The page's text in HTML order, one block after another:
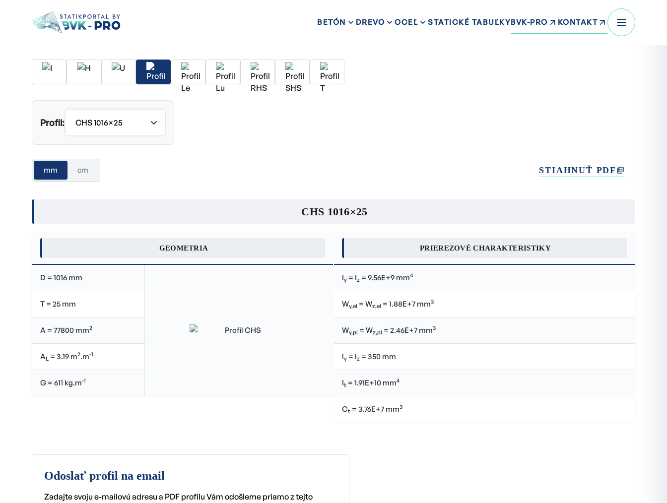
BETÓN DREVO OCEĽ STATICKÉ TABUĽKYBVK-PRO KONTAKT
Profil:
mm cm STIAHNUŤ PDF
CHS 1016×25
GEOMETRIA
D = 1016 mm
T = 25 mm
A = 77800 mm2
AL = 3.19 m2.m-1
G = 611 kg.m-1
PRIEREZOVÉ CHARAKTERISTIKY
Iy = Iz = 9.56E+9 mm4
Wy,el = Wz,el = 1.88E+7 mm3
Wy,pl = Wz,pl = 2.46E+7 mm3
iy = iz = 350 mm
It = 1.91E+10 mm4
Ct = 3.76E+7 mm3
Odoslať profil na email
Zadajte svoju e-mailovú adresu a PDF profilu Vám odošleme priamo z tejto